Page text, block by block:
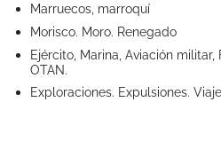
Marruecos, marroquí
Morisco. Moro. Renegado
Ejército, Marina, Aviación
OTAN.
Exploraciones. Expulsiones.